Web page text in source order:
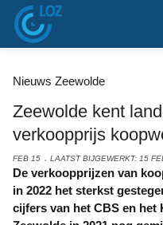
Nieuws Zeewolde
Zeewolde kent
verkoopprijs
FEB 15 LAATST BIJGEWERKT: 15
De verkoopprijzen van koopwoningen zijn landelijk gezien
in 2022 het sterkst
cijfers van het CBS en het